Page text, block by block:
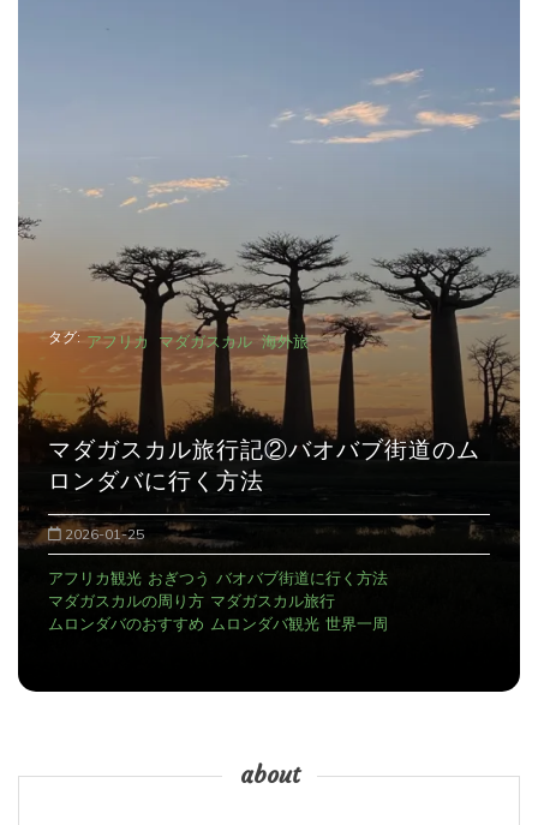
タグ: アフリカ マダガスカル 海外旅
マダガスカル旅行記①
2025-12-29
アンタナナリボのデモ アンタナナリボの宿
マダガスカルの治安 マダガスカル観光 世界一周
about